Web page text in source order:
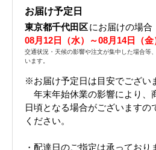
お届け予定日
東京都千代田区にお届けの場合
08月12日（水）～08月14日（金
交通状況・天候の影響や注文が集中した場合等
います。
※お届け予定日は目安でござい
年末年始休業の影響により、
日頃となる場合がございますの
ください。
・配達日のご指定は承っており